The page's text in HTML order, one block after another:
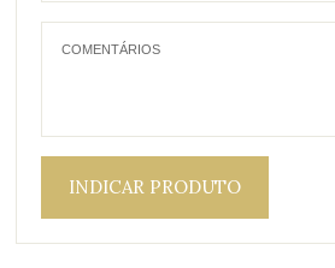
INDICAR PRODUTO